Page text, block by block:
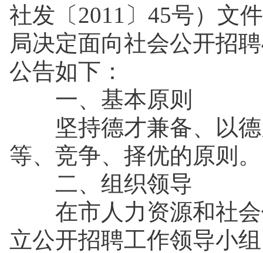
社发〔2011〕45号）文
局决定面向社会公开招
公告如下：
一、基本原则
坚持德才兼备、以德
等、竞争、择优的原则。
二、组织领导
在市人力资源和社会
立公开招聘工作领导小